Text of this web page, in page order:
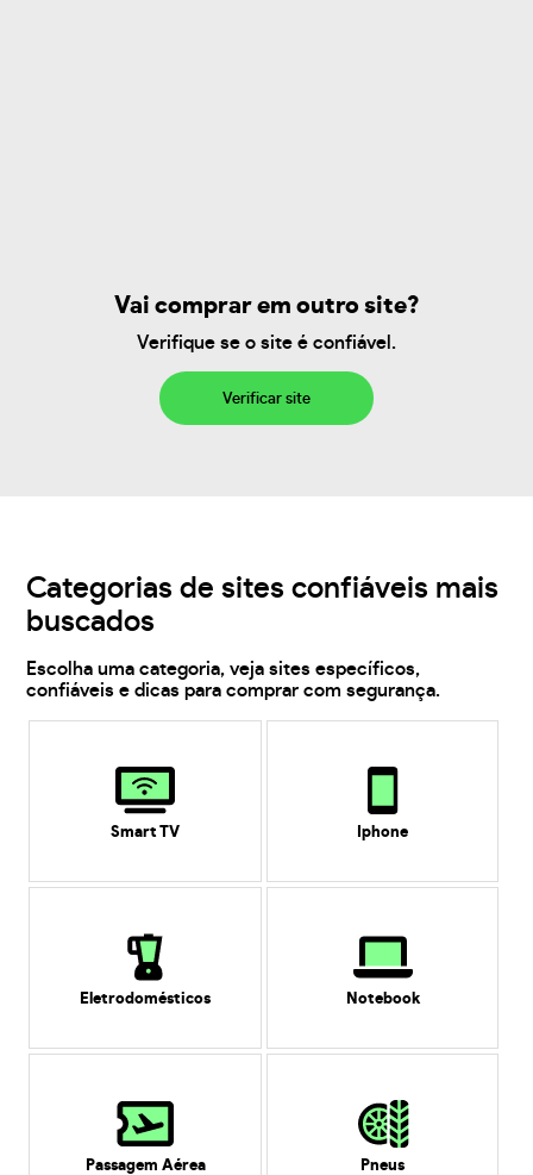
Vai comprar em outro site?
Verifique se o site é confiável.
Verificar site
Categorias de sites confiáveis mais
buscados
Escolha uma categoria, veja sites específicos,
confiáveis e dicas para comprar com segurança.
Smart TV Iphone
Eletrodomésticos Notebook
Passagem Aérea Pneus